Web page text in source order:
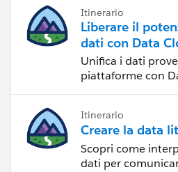
Itinerario
Liberare il
dati con Data
Unifica i dati
piattaforme con
Itinerario
Creare la data
Scopri come
dati per